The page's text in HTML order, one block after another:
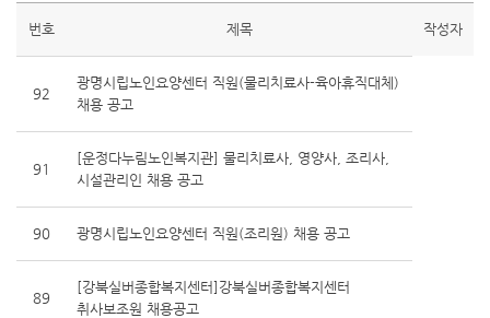
번호 제목 작성자
92
광명시립노인요양센터 직원(물리치료사-육아휴직대체)
채용 공고
91
[운정다누림노인복지관] 물리치료사, 영양사, 조리사,
시설관리인 채용 공고
90 광명시립노인요양센터 직원(조리원) 채용 공고
89
[강북실버종합복지센터]강북실버종합복지센터
취사보조원 채용공고